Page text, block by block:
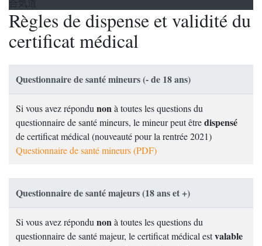
合気道
Règles de dispense et validité du
certificat médical
Questionnaire de santé mineurs (- de 18 ans)
Si vous avez répondu nonà toutes les questions du
questionnaire de santé mineurs, le mineur peut êtredispensé
de certificat médical (nouveauté pour la rentrée 2021)
Questionnaire de santé mineurs (PDF)
Questionnaire de santé majeurs (18 ans et +)
Si vous avez répondu nonà toutes les questions du
questionnaire de santé majeur, le certificat médical estvalable